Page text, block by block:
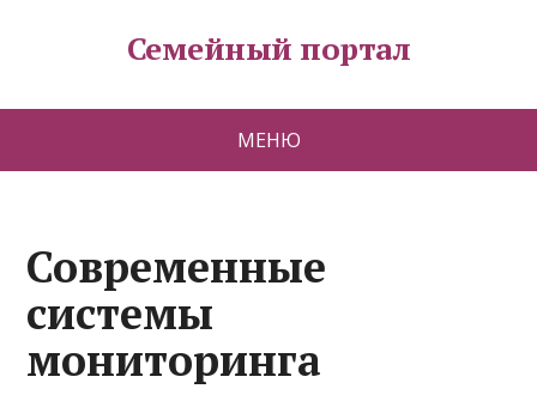
Семейный портал
МЕНЮ
Современные
системы
мониторинга